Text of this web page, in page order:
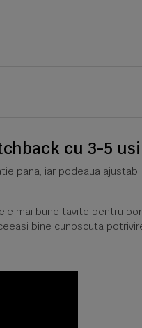
cu 3-5
pana, iar podeaua
mai bune tavite pentru
bine cunoscuta